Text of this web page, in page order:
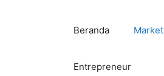
Beranda Market
Entrepreneur